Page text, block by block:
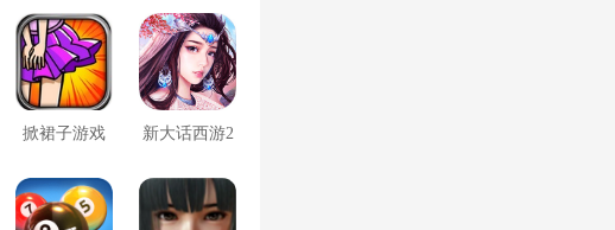
掀裙子游戏 新大话西游2